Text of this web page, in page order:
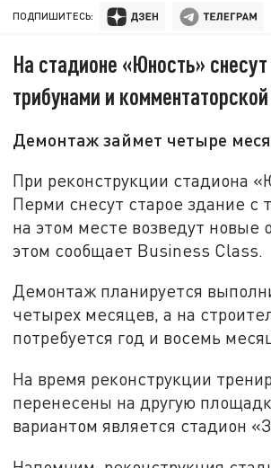
ПОДПИШИТЕСЬ:
На стадионе «Юность»
трибунами и
Демонтаж займет четыре
При реконструкции стадиона
Перми снесут старое здание с
на этом месте возведут новые
этом сообщает Business Class.
Демонтаж планируется
четырех месяцев, а на
потребуется год и восемь
На время реконструкции
перенесены на другую
вариантом является стадион